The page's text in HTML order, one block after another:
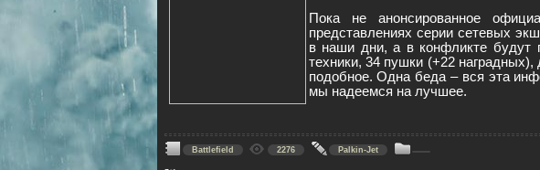
Пока не анонсированное
представлениях серии сетевых
в наши дни, а в конфликте будут
техники, 34 пушки (+22 наградных),
подобное. Одна беда – вся эта
мы надеемся на лучшее.
Battlefield 2276 Palkin-Jet